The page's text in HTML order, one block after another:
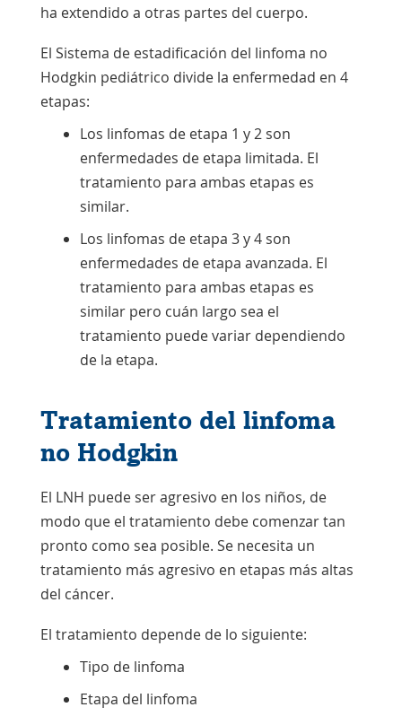
ha extendido a otras partes del cuerpo.
El Sistema de estadificación del linfoma no
Hodgkin pediátrico divide la enfermedad en 4
etapas:
Los linfomas de etapa 1 y 2 son
enfermedades de etapa limitada. El
tratamiento para ambas etapas es
similar.
Los linfomas de etapa 3 y 4 son
enfermedades de etapa avanzada. El
tratamiento para ambas etapas es
similar pero cuán largo sea el
tratamiento puede variar dependiendo
de la etapa.
Tratamiento del linfoma
no Hodgkin
El LNH puede seragresivo en los niños, de
modo que el tratamiento debe comenzar tan
pronto como sea posible. Se necesita un
tratamiento más agresivo en etapas más altas
del cáncer.
El tratamiento depende de lo siguiente:
Tipo de linfoma
Etapa del linfoma